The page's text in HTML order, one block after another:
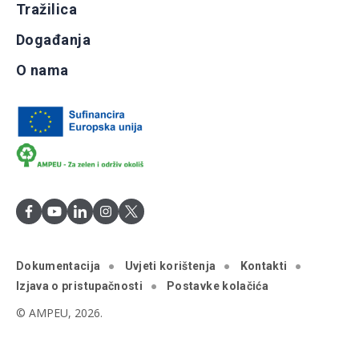
Tražilica
Događanja
O nama
Dokumentacija Uvjeti korištenja
Kontakti
Izjava o pristupačnosti
Postavke kolačića
© AMPEU, 2026.